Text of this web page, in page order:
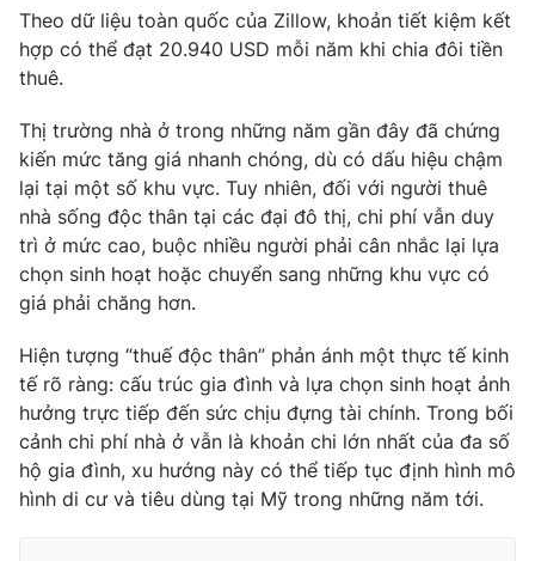
Liên hệ tòa soạn English
THỜI BÁO VTV
Theo dõi báo trên
Cơ quan báo chí:Thời báo VTV
Giấy phép hoạt động báo in và báo điện tử số 483/GP-BTTTT
cấp ngày 29/12/2023
Tổng Biên tập:Vũ Thanh Thủy
Phó Tổng Biên tập:Nguyễn Thị Mỹ Hạnh, Phạm Quốc Thắng,
Nguyễn Trọng Ninh
Theo dữ liệu toàn quốc của Zillow, khoản tiết kiệm kết
hợp có thể đạt 20.940 USD mỗi năm khi chia đôi tiền
thuê.
Thị trường nhà ở trong những năm gần đây đã chứng
kiến mức tăng giá nhanh chóng, dù có dấu hiệu chậm
lại tại một số khu vực. Tuy nhiên, đối với người thuê
nhà sống độc thân tại các đại đô thị, chi phí vẫn duy
trì ở mức cao, buộc nhiều người phải cân nhắc lại lựa
chọn sinh hoạt hoặc chuyển sang những khu vực có
giá phải chăng hơn.
Hiện tượng “thuế độc thân” phản ánh một thực tế kinh
tế rõ ràng: cấu trúc gia đình và lựa chọn sinh hoạt ảnh
hưởng trực tiếp đến sức chịu đựng tài chính. Trong bối
cảnh chi phí nhà ở vẫn là khoản chi lớn nhất của đa số
hộ gia đình, xu hướng này có thể tiếp tục định hình mô
hình di cư và tiêu dùng tại Mỹ trong những năm tới.